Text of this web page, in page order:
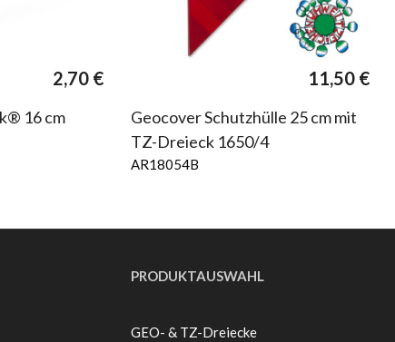
2,70 €
16 cm
11,50 €
Geocover Schutzhülle 25 cm mit
TZ-Dreieck 1650/4
AR18054B
PRODUKTAUSWAHL
GEO- & TZ-Dreiecke